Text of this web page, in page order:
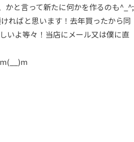
かと言って新たに何かを作るのも^_^;
ればと思います！去年買ったから同
いよ等々！当店にメール又は僕に直